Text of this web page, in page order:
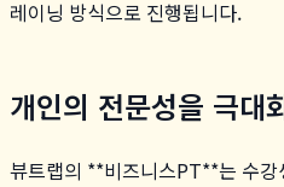
레이닝 방식으로 진행됩니다.
개인의 전문성을 극대
뷰트랩의 **비즈니스PT**는 수